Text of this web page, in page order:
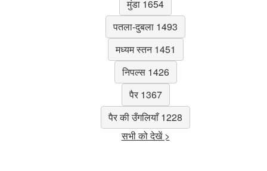
मुंडा 1654
पतला-दुबला 1493
मध्यम स्तन 1451
निपल्स 1426
पैर 1367
पैर की उँगलियाँ 1228
सभी को देखें >